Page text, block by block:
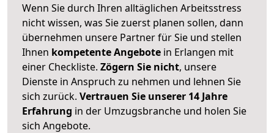
Wenn Sie durch Ihren alltäglichen Arbeitsstress
nicht wissen, was Sie zuerst planen sollen, dann
übernehmen unsere Partner für Sie und stellen
Ihnen kompetente Angebote in Erlangen mit
einer Checkliste. Zögern Sie nicht, unsere
Dienste in Anspruch zu nehmen und lehnen Sie
sich zurück. Vertrauen Sie unserer 14 Jahre
Erfahrung in der Umzugsbranche und holen Sie
sich Angebote.